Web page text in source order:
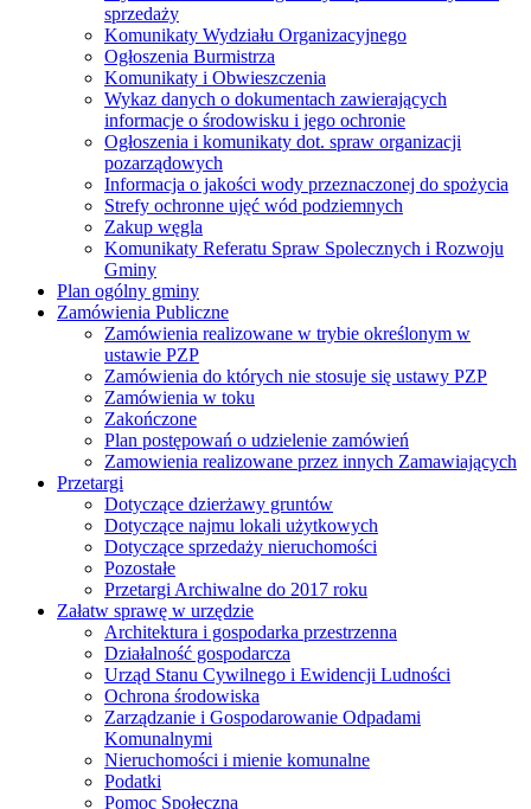
sprzedaży
Komunikaty Wydziału Organizacyjnego
Ogłoszenia Burmistrza
Komunikaty i Obwieszczenia
Wykaz danych o dokumentach zawierających
informacje o środowisku i jego ochronie
Ogłoszenia i komunikaty dot. spraw organizacji
pozarządowych
Informacja o jakości wody przeznaczonej do spożycia
Strefy ochronne ujęć wód podziemnych
Zakup węgla
Komunikaty Referatu Spraw Spolecznych i Rozwoju
Gminy
Plan ogólny gminy
Zamówienia Publiczne
Zamówienia realizowane w trybie określonym w
ustawie PZP
Zamówienia do których nie stosuje się ustawy PZP
Zamówienia w toku
Zakończone
Plan postępowań o udzielenie zamówień
Zamowienia realizowane przez innych Zamawiających
Przetargi
Dotyczące dzierżawy gruntów
Dotyczące najmu lokali użytkowych
Dotyczące sprzedaży nieruchomości
Pozostałe
Przetargi Archiwalne do 2017 roku
Załatw sprawę w urzędzie
Architektura i gospodarka przestrzenna
Działalność gospodarcza
Urząd Stanu Cywilnego i Ewidencji Ludności
Ochrona środowiska
Zarządzanie i Gospodarowanie Odpadami
Komunalnymi
Nieruchomości i mienie komunalne
Podatki
Pomoc Społeczna